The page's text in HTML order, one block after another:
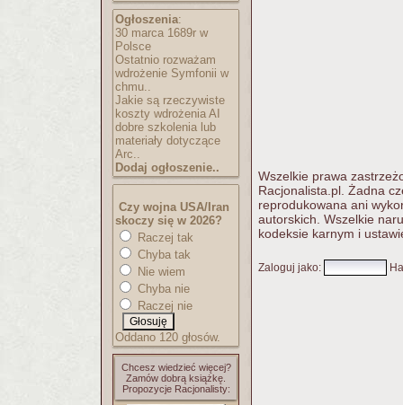
Ogłoszenia:
30 marca 1689r w
Polsce
Ostatnio rozważam
wdrożenie Symfonii w
chmu..
Jakie są rzeczywiste
koszty wdrożenia AI
dobre szkolenia lub
materiały dotyczące
Arc..
Dodaj ogłoszenie..
Czy wojna USA/Iran
skoczy się w 2026?
Raczej tak
Chyba tak
Nie wiem
Chyba nie
Raczej nie
Oddano 120 głosów.
Chcesz wiedzieć więcej?
Zamów dobrą książkę.
Propozycje Racjonalisty:
Wszelkie prawa
Racjonalista.pl. Żadna
reprodukowana ani
autorskich. Wszelkie
kodeksie karnym i
Zaloguj jako: